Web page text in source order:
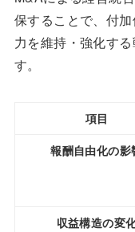
保することで、付
力を維持・強化す
す。
項目
報酬自由化の影
収益構造の変